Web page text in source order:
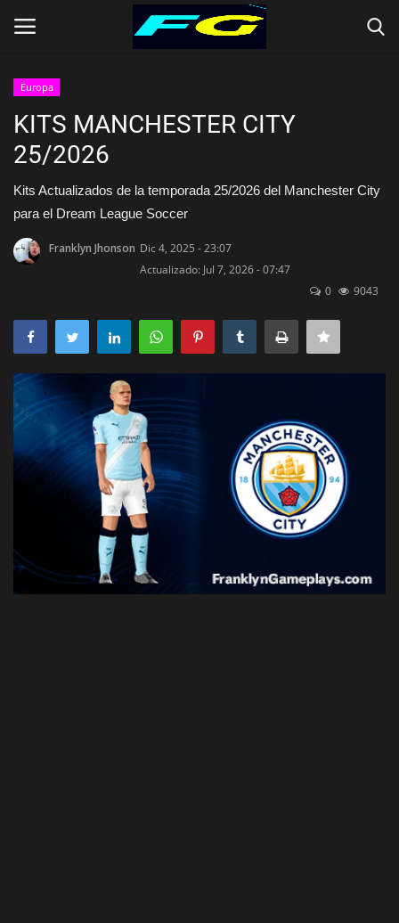
Contact
CLUBES (Kits)
Europa
KITS MANCHESTER CITY
25/2026
Kits Actualizados de la temporada 25/2026 del Manchester City
para el Dream League Soccer
Franklyn Jhonson Dic 4, 2025 - 23:07
Actualizado: Jul 7, 2026 - 07:47
0
9043